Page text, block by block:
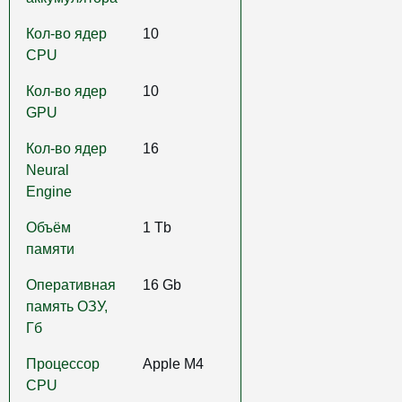
Кол-во ядер
CPU
10
Кол-во ядер
GPU
10
Кол-во ядер
Neural
Engine
16
Объём
памяти
1 Tb
Оперативная
память ОЗУ,
Гб
16 Gb
Процессор
CPU
Apple M4